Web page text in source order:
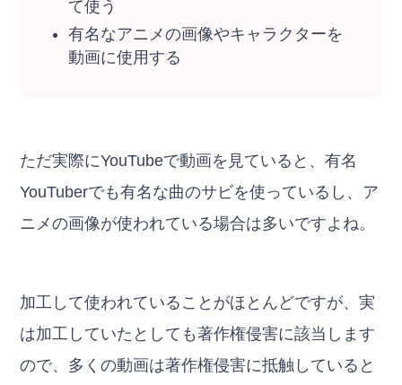
て使う
有名なアニメの画像やキャラクターを
動画に使用する
ただ実際にYouTubeで動画を見ていると、有名
YouTuberでも有名な曲のサビを使っているし、ア
ニメの画像が使われている場合は多いですよね。
加工して使われていることがほとんどですが、実
は加工していたとしても著作権侵害に該当します
ので、多くの動画は著作権侵害に抵触していると